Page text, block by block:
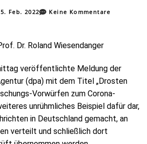
Feb. 2022 Keine Kommentare
Dr. Roland Wiesendanger
veröffentlichte Meldung der
(dpa) mit dem Titel „Drosten
Vorwürfen zum Corona-
unrühmliches Beispiel dafür dar,
in Deutschland gemacht, an
verteilt und schließlich dort